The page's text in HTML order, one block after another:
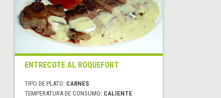
ENTRECOTE AL ROQUEFORT
TIPO DE PLATO: CARNES
TEMPERATURA DE CONSUMO: CALIENTE